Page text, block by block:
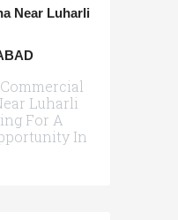
Near Luharli
Luharli
For A
In